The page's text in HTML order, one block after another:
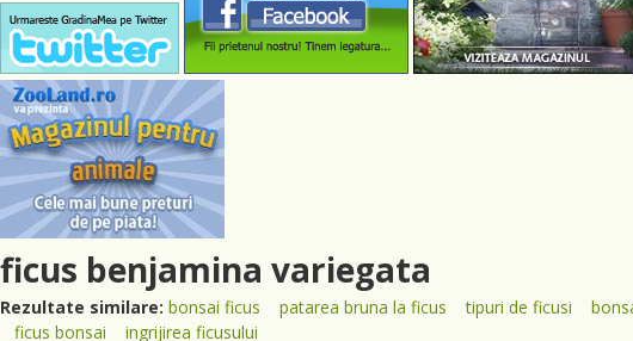
ficus benjamina variegata
Rezultate similare: bonsai ficus patarea bruna la ficus tipuri de ficusi
ficus bonsai
ingrijirea ficusului